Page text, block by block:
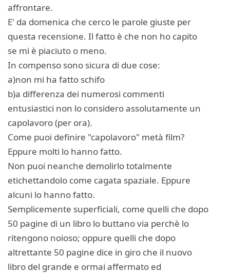
affrontare.
E' da domenica che cerco le parole giuste per
questa recensione. Il fatto è che non ho capito
se mi è piaciuto o meno.
In compenso sono sicura di due cose:
a)non mi ha fatto schifo
b)a differenza dei numerosi commenti
entusiastici non lo considero assolutamente un
capolavoro (per ora).
Come puoi definire "capolavoro" metà film?
Eppure molti lo hanno fatto.
Non puoi neanche demolirlo totalmente
etichettandolo come cagata spaziale. Eppure
alcuni lo hanno fatto.
Semplicemente superficiali, come quelli che dopo
50 pagine di un libro lo buttano via perchè lo
ritengono noioso; oppure quelli che dopo
altrettante 50 pagine dice in giro che il nuovo
libro del grande e ormai affermato ed